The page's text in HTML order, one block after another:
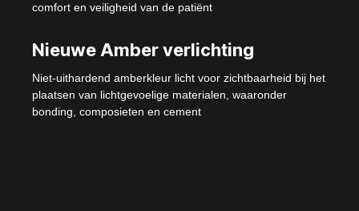
comfort en veiligheid van de patiënt
Nieuwe Amber verlichting
Niet-uithardend amberkleur licht voor zichtbaarheid bij het
plaatsen van lichtgevoelige materialen, waaronder
bonding, composieten en cement